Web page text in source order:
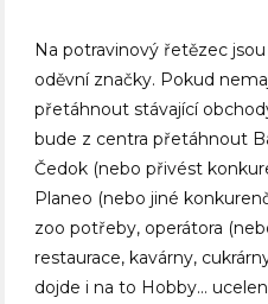
Na potravinový řetězec
oděvní značky. Pokud
přetáhnout stávající
bude z centra přetáhnout
Čedok (nebo přivést
Planeo (nebo jiné
zoo potřeby, operátora
restaurace, kavárny,
dojde i na to Hobby…